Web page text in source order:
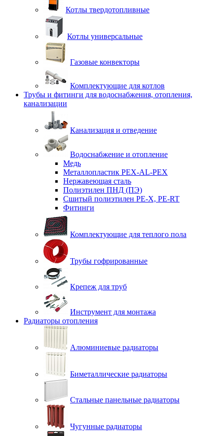
Котлы твердотопливные
Котлы универсальные
Газовые конвекторы
Комплектующие для котлов
Трубы и фитинги для водоснабжения, отопления,
канализации
Канализация и отведение
Водоснабжение и отопление
Медь
Металлопластик PEX-AL-PEX
Нержавеющая сталь
Полиэтилен ПНД (ПЭ)
Сшитый полиэтилен PE-X, PE-RT
Фитинги
Комплектующие для теплого пола
Трубы гофрированные
Крепеж для труб
Инструмент для монтажа
Радиаторы отопления
Алюминиевые радиаторы
Биметаллические радиаторы
Стальные панельные радиаторы
Чугунные радиаторы